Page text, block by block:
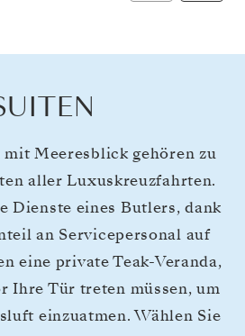
mit Meeresblick gehören zu
aller Luxuskreuzfahrten.
Dienste eines Butlers, dank
an Servicepersonal auf
eine private Teak-Veranda,
Ihre Tür treten müssen, um
einzuatmen. Wählen Sie